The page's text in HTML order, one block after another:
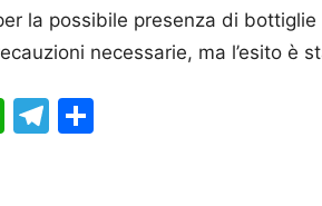
la possibile presenza di
necessarie, ma l’esito è
WhatsApp
Telegram